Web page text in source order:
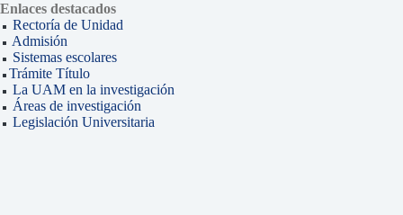
Enlaces destacados
Rectoría de Unidad
Admisión
Sistemas escolares
Trámite Título
La UAM en la investigación
Áreas de investigación
Legislación Universitaria